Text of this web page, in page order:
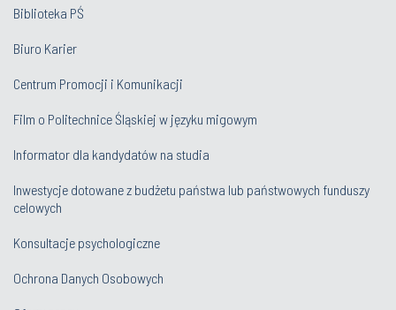
Biblioteka PŚ
Biuro Karier
Centrum Promocji i Komunikacji
Film o Politechnice Śląskiej w języku migowym
Informator dla kandydatów na studia
Inwestycje dotowane z budżetu państwa lub państwowych funduszy
celowych
Konsultacje psychologiczne
Ochrona Danych Osobowych